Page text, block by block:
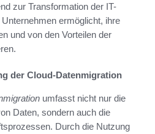
zur Transformation der IT-
ermöglicht, ihre
und von den Vorteilen der
der Cloud-Datenmigration
umfasst nicht nur die
Daten, sondern auch die
Durch die Nutzung